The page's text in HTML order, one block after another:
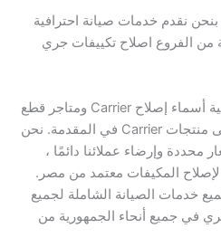
بنحن نقدم خدمات صيانة احترافية
الفروع اصلاح تكييفات جري
إن وجود فريق يتفهم تمامًا أهمية أسماء إصلاح Carrier ومتاجر قطع
الغيار حول العالم يمكن أن يبقى منتجات Carrier في المقدمة. نحن
محددة وإرضاء عملائنا دائمًا ،
لإصلاح المكيفات معتمد من مصر.
خدمات الصيانة الشاملة لجميع
في جميع أنحاء الجمهورية من